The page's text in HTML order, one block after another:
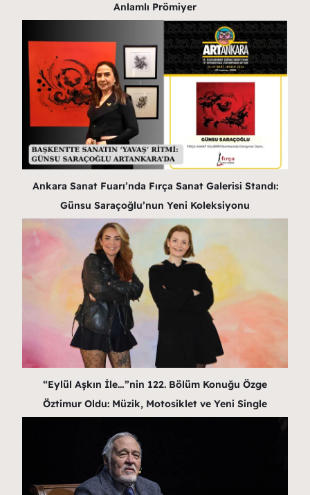
Anlamlı Prömiyer
Ankara Sanat Fuarı’nda Fırça Sanat Galerisi Standı:
Günsu Saraçoğlu’nun Yeni Koleksiyonu
“Eylül Aşkın İle…”nin 122. Bölüm Konuğu Özge
Öztimur Oldu: Müzik, Motosiklet ve Yeni Single